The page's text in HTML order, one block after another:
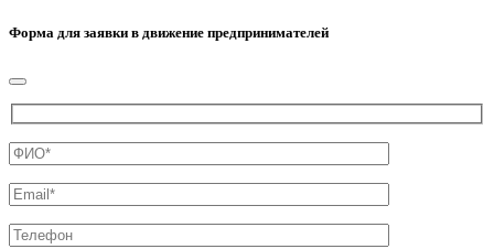
Форма для заявки в движение предпринимателей